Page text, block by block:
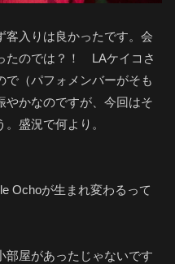
客入りは良かったです。会
たのでは？！ LAケイコさ
で（パフォメンバーがそも
やかなのですが、今回はそ
盛況で何より。
Ochoが生まれ変わるって
部屋があったじゃないです